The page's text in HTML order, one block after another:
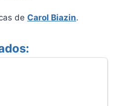
de Carol Biazin.